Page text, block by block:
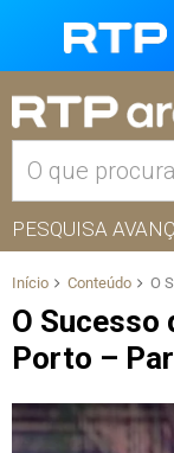
PESQUISA
Início Conteúdo O
O Sucesso
Porto –